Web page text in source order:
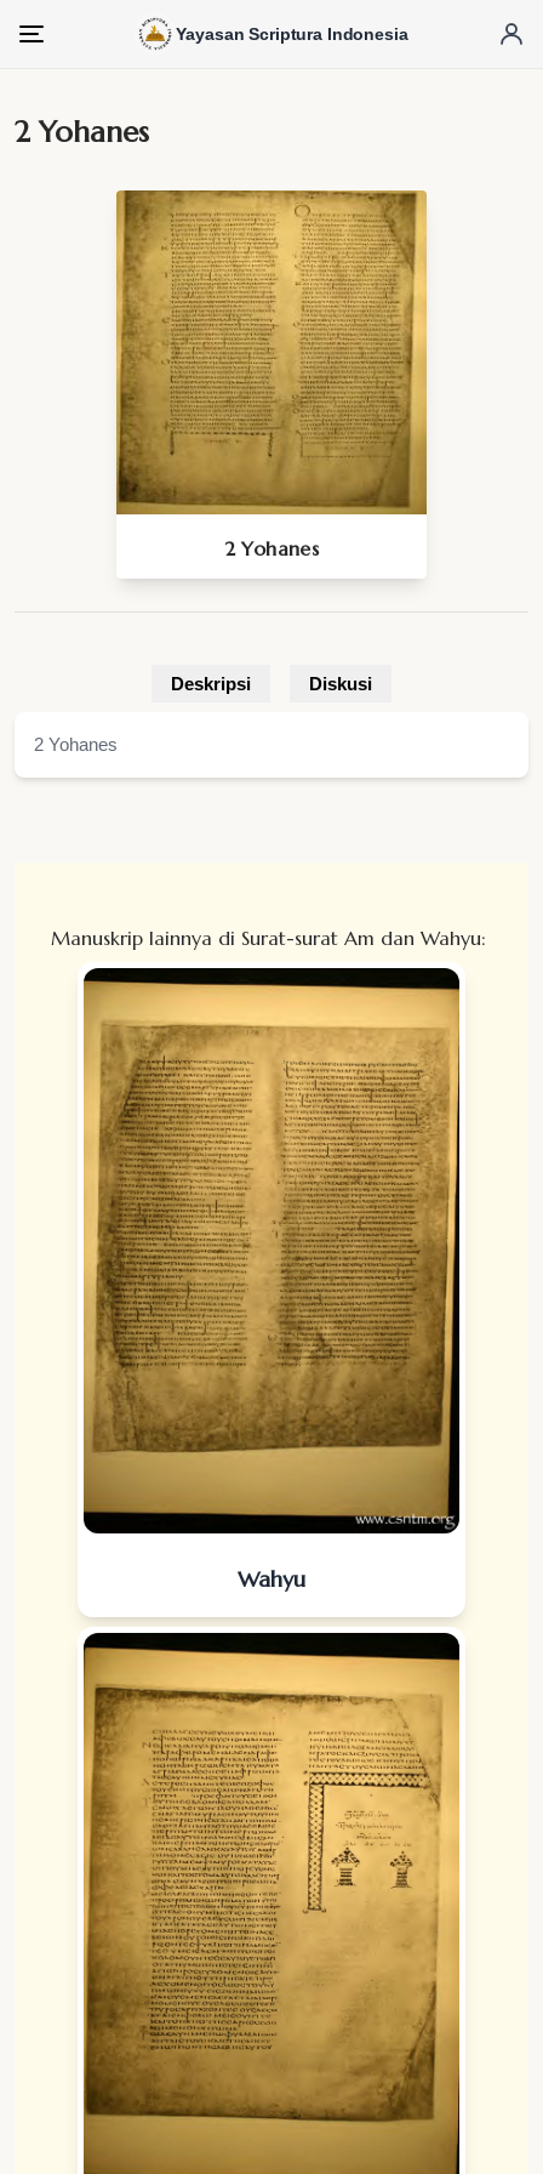
Menu
Yayasan Scriptura Indonesia
2 Yohanes
2 Yohanes
Deskripsi Diskusi
2 Yohanes
Manuskrip lainnya di Surat-surat Am dan Wahyu:
Wahyu